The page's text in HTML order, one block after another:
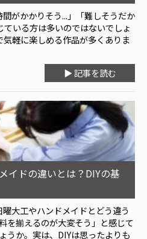
間がかかりそう...」「難しそうだか
ている方は多いのではないでしょ
軽に楽しめる作品が多くありま
▶ 記事を読む
イドの違いとは？DIYの基
曜大工やハンドメイドとどう違う
を揃えるのが大変そう」と感じて
うか。実は、DIYは思ったよりも